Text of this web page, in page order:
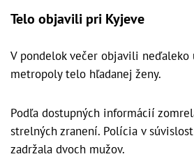
Telo objavili pri Kyjeve
V pondelok večer objavili neďaleko
metropoly telo hľadanej ženy.
Podľa dostupných informácií
strelných zranení. Polícia v
zadržala dvoch mužov.